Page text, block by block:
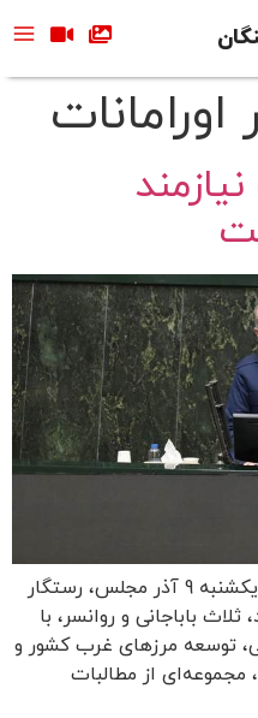
اورامانات
آوای باینگان: در نطق میان‌دستور یکشنبه 9 آذر مجلس، رستگار
باباجانی و روانسر، با
توسعه مرزهای غرب کشور و
از مطالبات